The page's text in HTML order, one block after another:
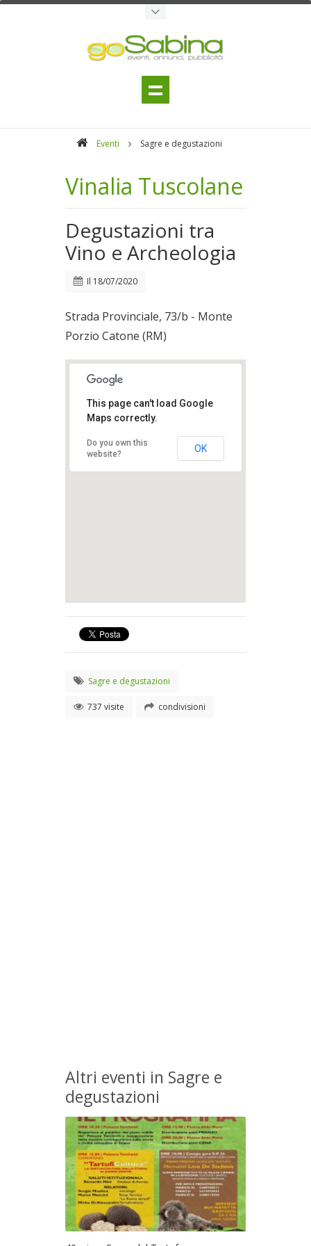
Eventi Sagre e degustazioni
Vinalia Tuscolane
Degustazioni tra
Vino e Archeologia
Il 18/07/2020
Strada Provinciale, 73/b - Monte
Porzio Catone (RM)
This page can't load Google
Maps correctly.
Do you own this
website?
OK
Sagre e degustazioni
737 visite condivisioni
Altri eventi in Sagre e
degustazioni